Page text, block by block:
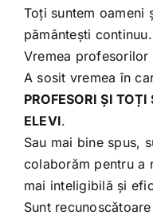
Toți suntem oameni
pământești continuu.
Vremea profesorilor
A sosit vremea în
PROFESORI ȘI
ELEVI.
Sau mai bine spus,
colaborăm pentru a
mai inteligibilă și
Sunt